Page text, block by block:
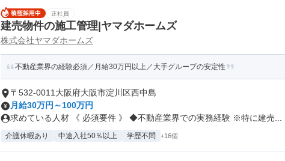
正社員
建売物件の施工管理|ヤマダホームズ
株式会社ヤマダホームズ
不動産業界の経験必須／月給30万円以上／大手グループの安定性
〒532-0011大阪府大阪市淀川区西中島
月給30万円～100万円
求めている人材 《 必須要件 》 ◆不動産業界での実務経験 ※特に建売...
介護休暇あり 中途入社50％以上 学歴不問 +16個